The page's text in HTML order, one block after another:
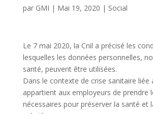
par GMI | Mai 19, 2020 | Social
Le 7 mai 2020, la Cnil a précisé les
lesquelles les données personnelles,
santé, peuvent être utilisées.
Dans le contexte de crise sanitaire liée
appartient aux employeurs de prendre
nécessaires pour préserver la santé et